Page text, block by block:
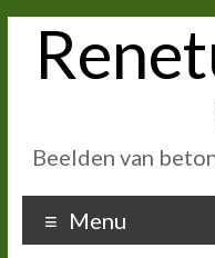
inhoud
Beelden van
Menu